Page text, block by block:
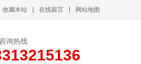
收藏本站 在线留言 网站地图
询热线